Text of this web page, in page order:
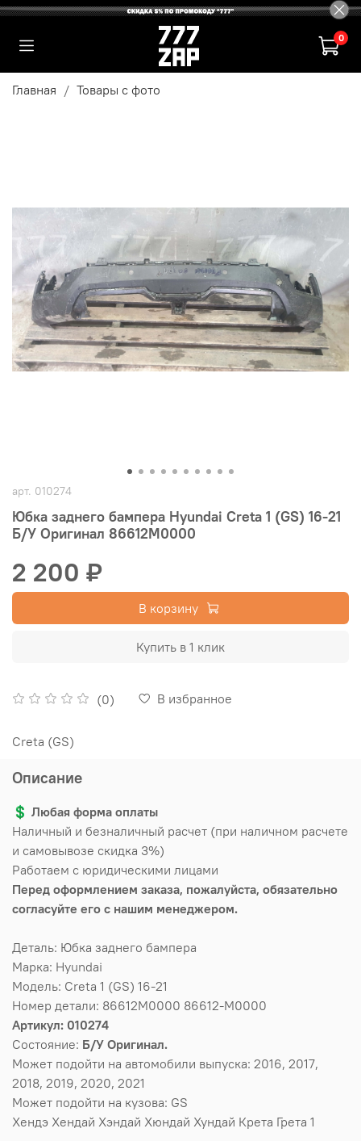
0
Главная Товары с фото
арт. 010274
Юбка заднего бампера Hyundai Creta 1 (GS) 16-21
Б/У Оригинал 86612M0000
(0) В избранное
2 200 ₽
В корзину
Купить в 1 клик
Creta (GS)
Описание
💲 Любая форма оплаты
Наличный и безналичный расчет (при наличном расчете
и самовывозе скидка 3%)
Работаем с юридическими лицами
Перед оформлением заказа, пожалуйста, обязательно
согласуйте его с нашим менеджером.
Деталь: Юбка заднего бампера
Марка: Hyundai
Модель: Creta 1 (GS) 16-21
Номер детали: 86612M0000 86612-M0000
Артикул: 010274
Состояние: Б/У Оригинал.
Может подойти на автомобили выпуска: 2016, 2017,
2018, 2019, 2020, 2021
Может подойти на кузова: GS
Хендэ Хендай Хэндай Хюндай Хундай Крета Грета 1